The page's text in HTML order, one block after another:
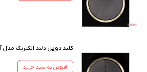
کلید دوپل دلند الکتریک
افزودن به سبد خرید